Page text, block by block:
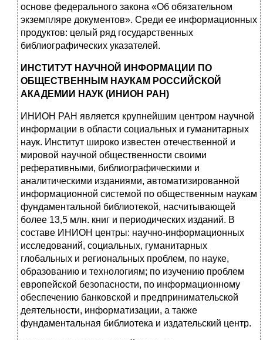
основе федерального закона «Об обязательном
экземпляре документов». Среди ее информационных
продуктов: целый ряд государственных
библиографических указателей.
ИНСТИТУТ НАУЧНОЙ ИНФОРМАЦИИ ПО
ОБЩЕСТВЕННЫМ НАУКАМ РОССИЙСКОЙ
АКАДЕМИИ НАУК (ИНИОН РАН)
ИНИОН РАН является крупнейшим центром научной
информации в области социальных и гуманитарных
наук. Институт широко известен отечественной и
мировой научной общественности своими
реферативными, библиографическими и
аналитическими изданиями, автоматизированной
информационной системой по общественным наукам
фундаментальной библиотекой, насчитывающей
более 13,5 млн. книг и периодических изданий. В
составе ИНИОН центры: научно-информационных
исследований, социальных, гуманитарных
глобальных и региональных проблем, по науке,
образованию и технологиям; по изучению проблем
европейской безопасности, по информационному
обеспечению банковской и предпринимательской
деятельности, информатизации, а также
фундаментальная библиотека и издательский центр.